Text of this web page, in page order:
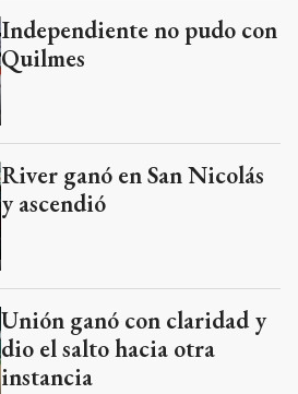
Independiente no pudo con
Quilmes
River ganó en San Nicolás
y ascendió
Unión ganó con claridad y
dio el salto hacia otra
instancia